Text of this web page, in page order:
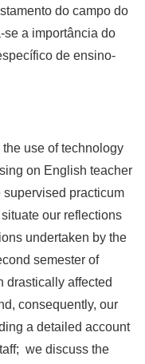
do campo do
a importância do
de ensino-
use of technology
on English teacher
practicum
our reflections
undertaken by the
semester of
drastically affected
consequently, our
a detailed account
we discuss the